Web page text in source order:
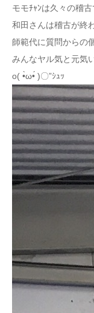
モモﾁｬﾝは久々の稽
和田さんは稽古が終
師範代に質問からの
みんなヤル気と元気
o( •̀ω•́ )〇”ｼｭｯ